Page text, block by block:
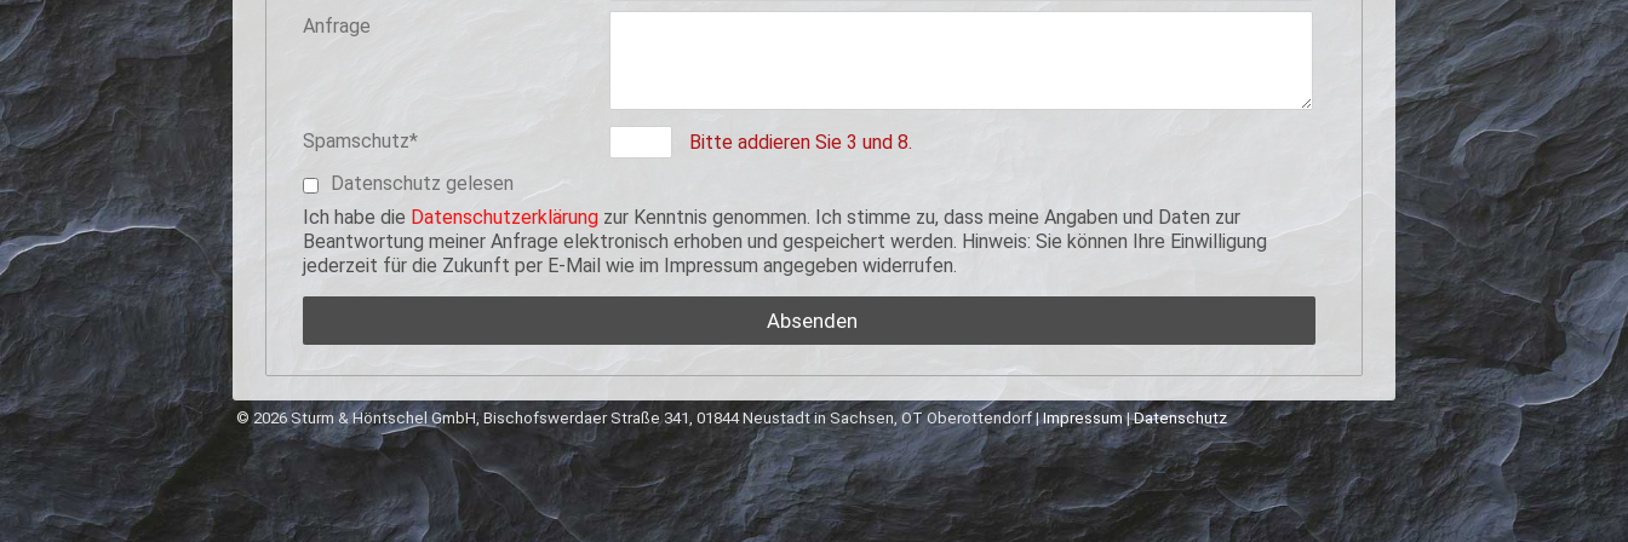
Anfrage
Pflichtfeld
Spamschutz*
Bitte addieren Sie 3 und 8.
Datenschutz gelesen
Ich habe die Datenschutzerklärung zur Kenntnis genommen. Ich stimme zu, dass meine Angaben und Daten zur
Beantwortung meiner Anfrage elektronisch erhoben und gespeichert werden. Hinweis: Sie können Ihre Einwilligung
jederzeit für die Zukunft per E-Mail wie im Impressum angegeben widerrufen.
© 2026 Sturm & Höntschel GmbH, Bischofswerdaer Straße 341, 01844 Neustadt in Sachsen, OT Oberottendorf |Impressum|Datenschutz